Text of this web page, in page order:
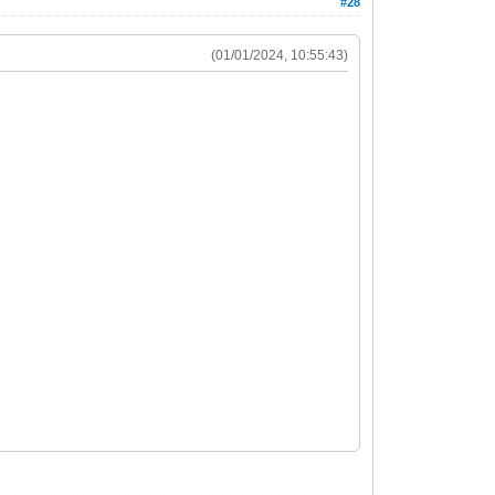
(01/01/2024, 10:55:43)